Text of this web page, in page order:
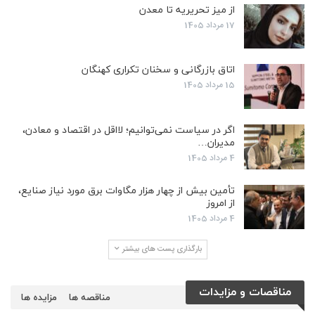
از میز تحریریه تا معدن
17 مرداد 1405
اتاق بازرگانی و سخنان تکراری کهنگان
15 مرداد 1405
اگر در سیاست نمی‌توانیم؛ لااقل در اقتصاد و معادن،
مدیران…
4 مرداد 1405
تأمین بیش از چهار هزار مگاوات برق مورد نیاز صنایع،
از امروز
4 مرداد 1405
بارگذاری پست های بیشتر
مناقصات و مزایدات مزایده ها مناقصه ها